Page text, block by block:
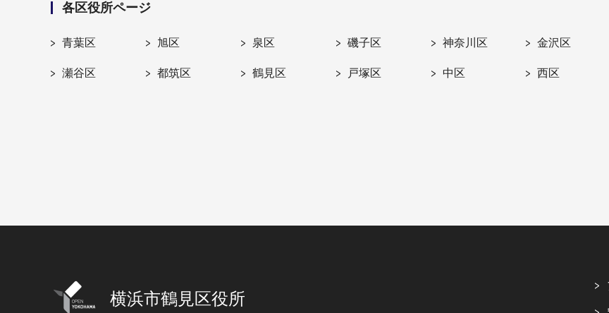
各区役所ページ
青葉区 旭区 泉区 磯子区 神奈川区 金沢区
瀬谷区 都筑区 鶴見区 戸塚区 中区 西区
横浜市鶴見区役所